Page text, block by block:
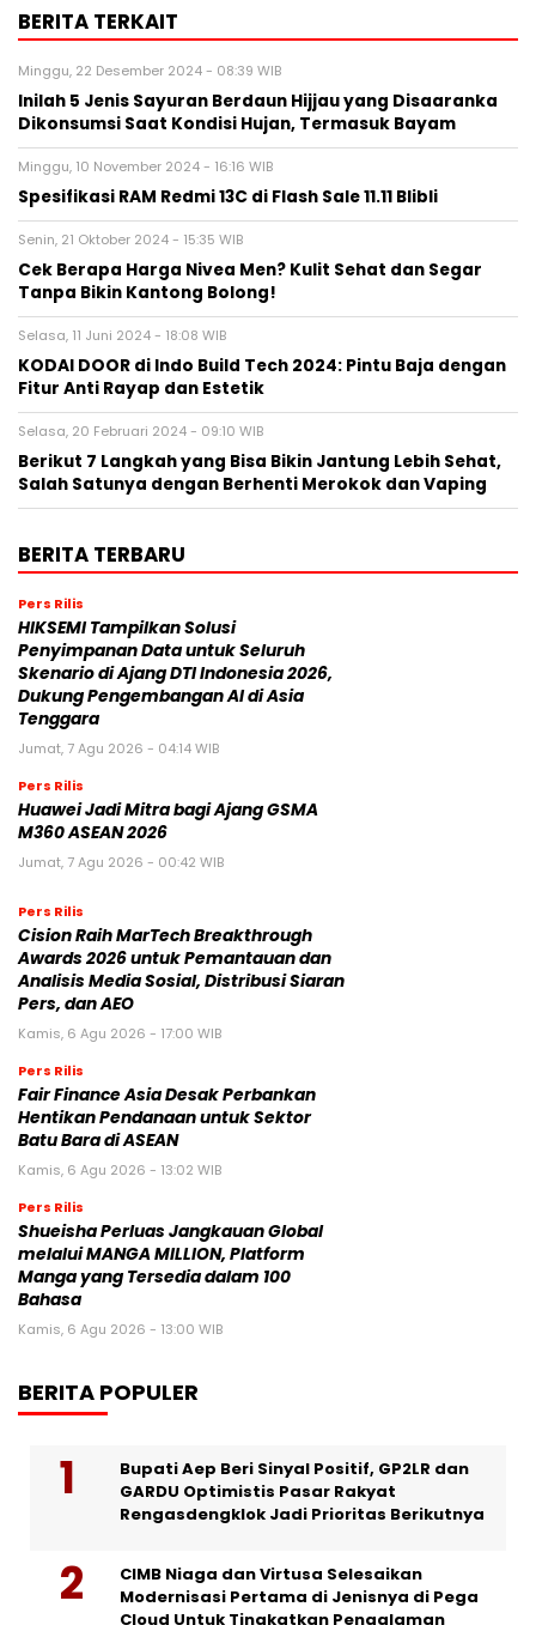
BERITA TERKAIT
Minggu, 22 Desember 2024 - 08:39 WIB
Inilah 5 Jenis Sayuran Berdaun Hijjau yang Disaaranka
Dikonsumsi Saat Kondisi Hujan, Termasuk Bayam
Minggu, 10 November 2024 - 16:16 WIB
Spesifikasi RAM Redmi 13C di Flash Sale 11.11 Blibli
Senin, 21 Oktober 2024 - 15:35 WIB
Cek Berapa Harga Nivea Men? Kulit Sehat dan Segar
Tanpa Bikin Kantong Bolong!
Selasa, 11 Juni 2024 - 18:08 WIB
KODAI DOOR di Indo Build Tech 2024: Pintu Baja dengan
Fitur Anti Rayap dan Estetik
Selasa, 20 Februari 2024 - 09:10 WIB
Berikut 7 Langkah yang Bisa Bikin Jantung Lebih Sehat,
Salah Satunya dengan Berhenti Merokok dan Vaping
BERITA TERBARU
Pers Rilis
HIKSEMI Tampilkan Solusi
Penyimpanan Data untuk Seluruh
Skenario di Ajang DTI Indonesia 2026,
Dukung Pengembangan AI di Asia
Tenggara
Jumat, 7 Agu 2026 - 04:14 WIB
Pers Rilis
Huawei Jadi Mitra bagi Ajang GSMA
M360 ASEAN 2026
Jumat, 7 Agu 2026 - 00:42 WIB
Pers Rilis
Cision Raih MarTech Breakthrough
Awards 2026 untuk Pemantauan dan
Analisis Media Sosial, Distribusi Siaran
Pers, dan AEO
Kamis, 6 Agu 2026 - 17:00 WIB
Pers Rilis
Fair Finance Asia Desak Perbankan
Hentikan Pendanaan untuk Sektor
Batu Bara di ASEAN
Kamis, 6 Agu 2026 - 13:02 WIB
Pers Rilis
Shueisha Perluas Jangkauan Global
melalui MANGA MILLION, Platform
Manga yang Tersedia dalam 100
Bahasa
Kamis, 6 Agu 2026 - 13:00 WIB
BERITA POPULER
Bupati Aep Beri Sinyal Positif, GP2LR dan
GARDU Optimistis Pasar Rakyat
Rengasdengklok Jadi Prioritas Berikutnya
CIMB Niaga dan Virtusa Selesaikan
Modernisasi Pertama di Jenisnya di Pega
Cloud Untuk Tingkatkan Pengalaman